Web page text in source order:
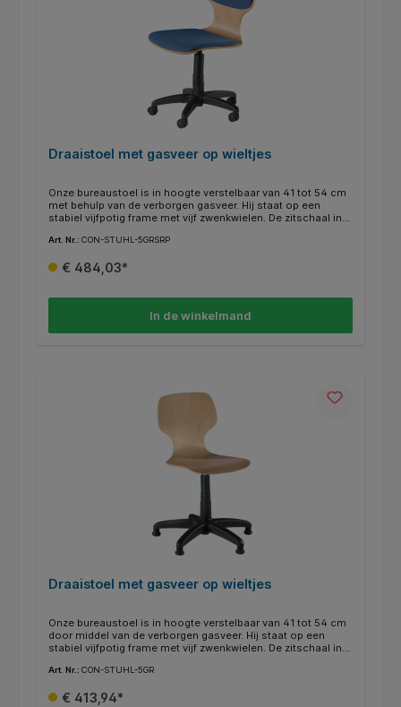
Draaistoel met gasveer op wieltjes
Onze bureaustoel is in hoogte verstelbaar van 41 tot 54 cm
met behulp van de verborgen gasveer. Hij staat op een
stabiel vijfpotig frame met vijf zwenkwielen. De zitschaal in
zitkussen en is beveiligd tegen wegdraaien. De kleur van de
Art. Nr.: CON-STUHL-5GRSRP
€ 484,03*
In de winkelmand
Draaistoel met gasveer op wieltjes
Onze bureaustoel is in hoogte verstelbaar van 41 tot 54 cm
door middel van de verborgen gasveer. Hij staat op een
stabiel vijfpotig frame met vijf zwenkwielen. De zitschaal in
is beveiligd tegen losschroeven.
Art. Nr.: CON-STUHL-5GR
€ 413,94*